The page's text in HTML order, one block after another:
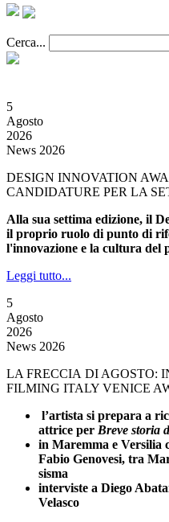
Cerca...
5
Agosto
2026
News 2026
DESIGN INNOVATION
CANDIDATURE PER LA
Alla sua settima edizione, il
il proprio ruolo di punto di
l'innovazione e la cultura del
Leggi tutto...
5
Agosto
2026
News 2026
LA FRECCIA DI AGOSTO:
FILMING ITALY VENICE
l’artista si prepara a
attrice per Breve storia
in Maremma e Versilia
Fabio Genovesi, tra
sisma
interviste a Diego
Velasco